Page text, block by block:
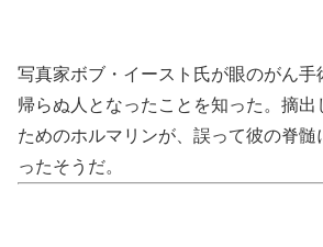
写真家ボブ・イースト氏が眼のがん手
帰らぬ人となったことを知った。摘出
ためのホルマリンが、誤って彼の脊髄
ったそうだ。